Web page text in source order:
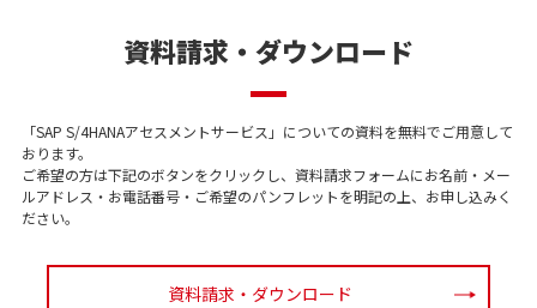
資料請求・ダウンロード
「SAP S/4HANAアセスメントサービス」についての資料を無料でご用意して
おります。
ご希望の方は下記のボタンをクリックし、資料請求フォームにお名前・メー
ルアドレス・お電話番号・ご希望のパンフレットを明記の上、お申し込みく
ださい。
資料請求・ダウンロード